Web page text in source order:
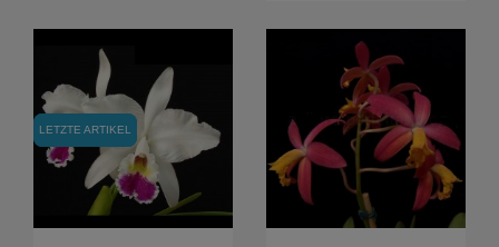
LETZTE ARTIKEL
LETZTE ARTIKEL